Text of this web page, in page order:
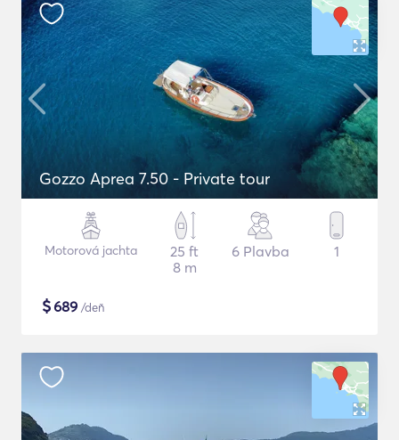
Gozzo Aprea 7.50 - Private tour
Motorová jachta
25 ft
8 m
6 Plavba 1
$689 /deň